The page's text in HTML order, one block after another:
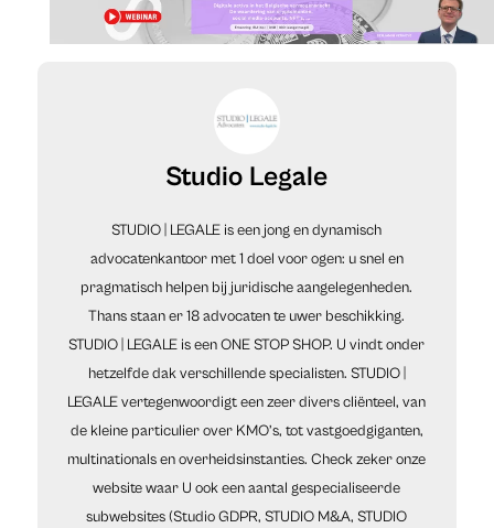
Studio Legale
STUDIO | LEGALE is een jong en dynamisch
advocatenkantoor met 1 doel voor ogen: u snel en
pragmatisch helpen bij juridische aangelegenheden.
Thans staan er 18 advocaten te uwer beschikking.
STUDIO | LEGALE is een ONE STOP SHOP. U vindt onder
hetzelfde dak verschillende specialisten. STUDIO |
LEGALE vertegenwoordigt een zeer divers cliënteel, van
de kleine particulier over KMO’s, tot vastgoedgiganten,
multinationals en overheidsinstanties. Check zeker onze
website waar U ook een aantal gespecialiseerde
subwebsites (Studio GDPR, STUDIO M&A, STUDIO